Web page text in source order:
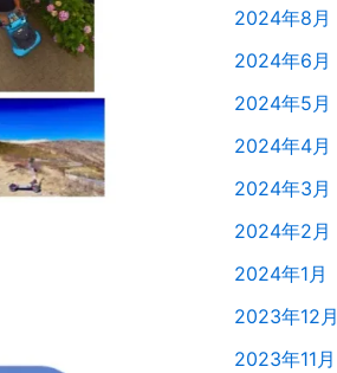
2024年8月
2024年6月
2024年5月
2024年4月
2024年3月
2024年2月
2024年1月
2023年12月
2023年11月